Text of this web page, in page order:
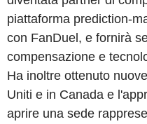
piattaforma prediction-
con FanDuel, e fornirà
compensazione e
Ha inoltre ottenuto
Uniti e in Canada e
aprire una sede